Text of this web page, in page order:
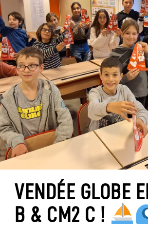
VENDÉE GLOBE
B & CM2 C !